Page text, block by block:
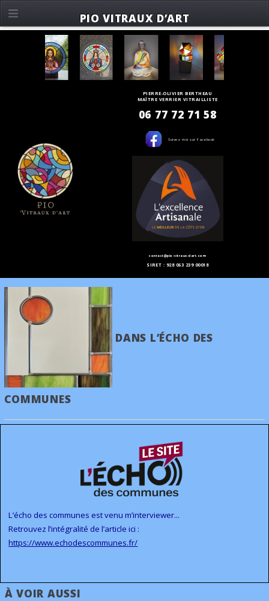
PIERRE-OLIVIER BERTHEAU
MAÎTRE VERRIER VITRAILLISTE
06 77 72 71 58
Suivez moi sur Facebook
contact@pio-vitraux-dart.com
SIRET : 928 063 239 00018
DANS L’ÉCHO DES
COMMUNES
L’écho des communes est venu m’interviewer...
Retrouvez l’intégralité de l’article ici :
https://www.echodescommunes.fr/
À VOIR AUSSI
PIO VITRAUX D’ART